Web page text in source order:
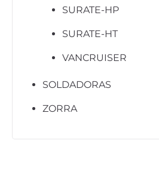
SURATE-HP
SURATE-HT
VANCRUISER
SOLDADORAS
ZORRA